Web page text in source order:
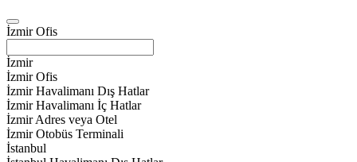
İzmir Ofis
İzmir
İzmir Ofis
İzmir Havalimanı Dış Hatlar
İzmir Havalimanı İç Hatlar
İzmir Adres veya Otel
İzmir Otobüs Terminali
İstanbul